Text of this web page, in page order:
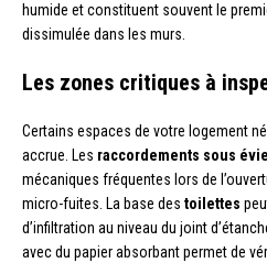
humide et constituent souvent le
dissimulée dans les murs.
Les zones critiques à
Certains espaces de votre logement
accrue. Les raccordements sous
mécaniques fréquentes lors de
micro-fuites. La base des toilettes
d’infiltration au niveau du joint
avec du papier absorbant permet de